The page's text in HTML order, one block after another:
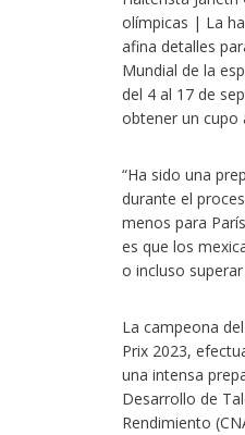
olímpicas | La
afina detalles
Mundial de la
del 4 al 17 de
obtener un cupo
“Ha sido una
durante el
menos para
es que los
o incluso
La campeona
Prix 2023,
una intensa
Desarrollo de
Rendimiento